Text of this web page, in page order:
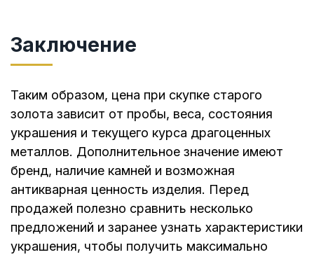
Заключение
Таким образом, цена при скупке старого
золота зависит от пробы, веса, состояния
украшения и текущего курса драгоценных
металлов. Дополнительное значение имеют
бренд, наличие камней и возможная
антикварная ценность изделия. Перед
продажей полезно сравнить несколько
предложений и заранее узнать характеристики
украшения, чтобы получить максимально